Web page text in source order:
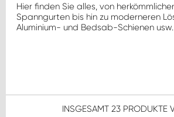
Hier finden Sie alles, von
Spanngurten bis hin zu moderneren
Aluminium- und Bedsab-Schienen usw.
INSGESAMT 23 PRODUKTE